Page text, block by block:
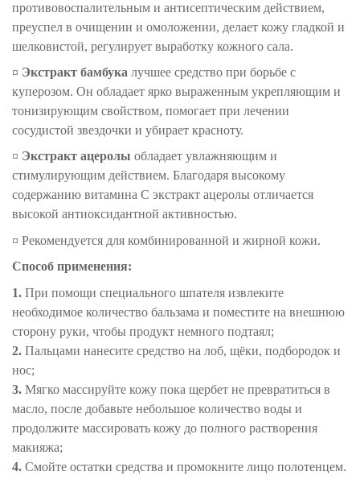
противовоспалительным и антисептическим действием,
преуспел в очищении и омоложении, делает кожу гладкой и
шелковистой, регулирует выработку кожного сала.
¤ Экстракт бамбука лучшее средство при борьбе с
куперозом. Он обладает ярко выраженным укрепляющим и
тонизирующим свойством, помогает при лечении
сосудистой звездочки и убирает красноту.
¤ Экстракт ацеролы обладает увлажняющим и
стимулирующим действием. Благодаря высокому
содержанию витамина С экстракт ацеролы отличается
высокой антиоксидантной активностью.
¤ Рекомендуется для комбинированной и жирной кожи.
Способ применения:
1. При помощи специального шпателя извлеките
необходимое количество бальзама и поместите на внешнюю
сторону руки, чтобы продукт немного подтаял;
2. Пальцами нанесите средство на лоб, щёки, подбородок и
нос;
3. Мягко массируйте кожу пока щербет не превратиться в
масло, после добавьте небольшое количество воды и
продолжите массировать кожу до полного растворения
макияжа;
4. Смойте остатки средства и промокните лицо полотенцем.